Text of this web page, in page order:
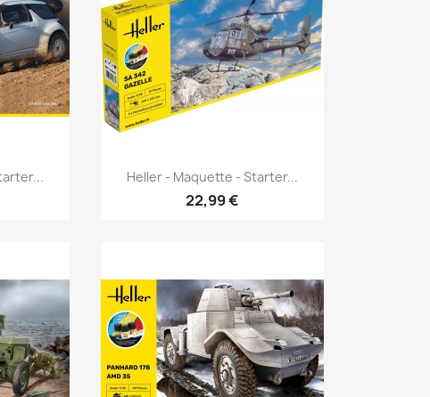
Aperçu rapide
Heller - Maquette - Starter...
22,99 €